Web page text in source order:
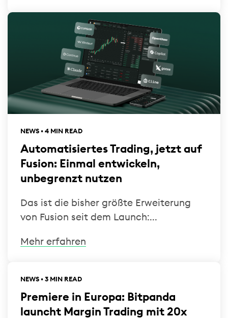
NEWS • 4 MIN READ
Automatisiertes Trading, jetzt auf
Fusion: Einmal entwickeln,
unbegrenzt nutzen
Das ist die bisher größte Erweiterung
von Fusion seit dem Launch:...
Mehr erfahren
NEWS • 3 MIN READ
Premiere in Europa: Bitpanda
launcht Margin Trading mit 20x